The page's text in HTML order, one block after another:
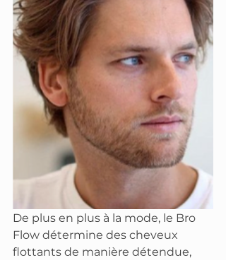
De plus en plus à la mode, le Bro
Flow détermine des cheveux
flottants de manière détendue,